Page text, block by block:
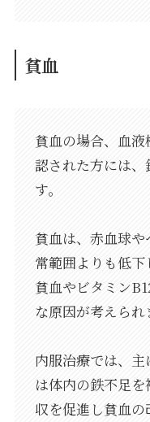
貧血
貧血の場合、血
認された方には
す。
貧血は、赤血球
常範囲よりも低
貧血やビタミン
な原因が考えられ
内服治療では、
は体内の鉄不足
収を促進し貧血